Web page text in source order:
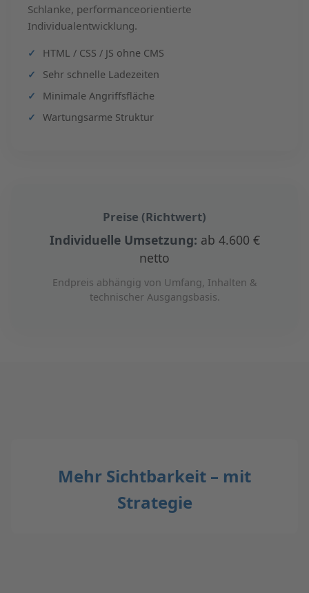
Schlanke, performanceorientierte
Individualentwicklung.
HTML / CSS / JS ohne CMS
Sehr schnelle Ladezeiten
Minimale Angriffsfläche
Wartungsarme Struktur
Preise (Richtwert)
Individuelle Umsetzung: ab 4.600 €
netto
Endpreis abhängig von Umfang, Inhalten &
technischer Ausgangsbasis.
Mehr Sichtbarkeit – mit
Strategie